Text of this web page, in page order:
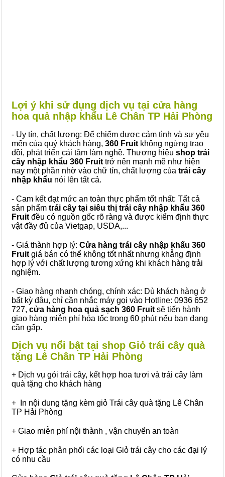
Lợi ý khi sử dụng dịch vụ tại cửa hàng
hoa quả nhập khẩu Lê Chân TP Hải Phòng
- Uy tín, chất lượng: Để chiếm được cảm tình và sự yêu
mến của quý khách hàng, 360 Fruit không ngừng trao
dồi, phát triển cái tâm làm nghề. Thương hiệu shop trái
cây nhập khẩu 360 Fruit trở nên mạnh mẽ như hiện
nay một phần nhờ vào chữ tín, chất lượng của trái cây
nhập khẩu nói lên tất cả.
- Cam kết đạt mức an toàn thực phẩm tốt nhất: Tất cả
sản phẩm trái cây tại siêu thị trái cây nhập khẩu 360
Fruit đều có nguồn gốc rõ ràng và được kiểm định thực
vật đầy đủ của Vietgap, USDA,...
- Giá thành hợp lý: Cửa hàng trái cây nhập khẩu 360
Fruit giá bán có thể không tốt nhất nhưng khẳng định
hợp lý với chất lượng tương xứng khi khách hàng trải
nghiệm.
- Giao hàng nhanh chóng, chính xác: Dù khách hàng ở
bất kỳ đâu, chỉ cần nhắc máy gọi vào Hotline: 0936 652
727, cửa hàng hoa quả sạch 360 Fruit sẽ tiến hành
giao hàng miễn phí hỏa tốc trong 60 phút nếu bạn đang
cần gấp.
Dịch vụ nổi bật tại shop Giỏ trái cây quà
tặng Lê Chân TP Hải Phòng
+ Dịch vụ gói trái cây, kết hợp hoa tươi và trái cây làm
quà tặng cho khách hàng
+ In nội dung tặng kèm giỏ Trái cây quà tặng Lê Chân
TP Hải Phòng
+ Giao miễn phí nội thành , vận chuyển an toàn
+ Hợp tác phân phối các loại Giỏ trái cây cho các đại lý
có nhu cầu